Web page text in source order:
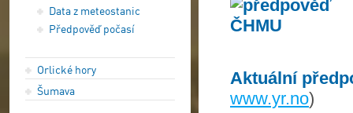
Data z meteostanic
Předpověď počasí
Orlické hory
Šumava
Aktuální
www.yr.no)